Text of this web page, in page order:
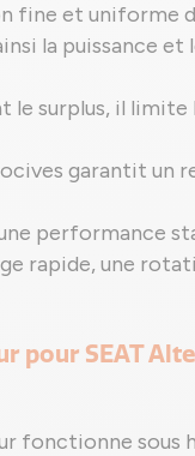
fine et uniforme
la puissance et
surplus, il limite
garantit un
performance
rapide, une
SEAT
fonctionne sous